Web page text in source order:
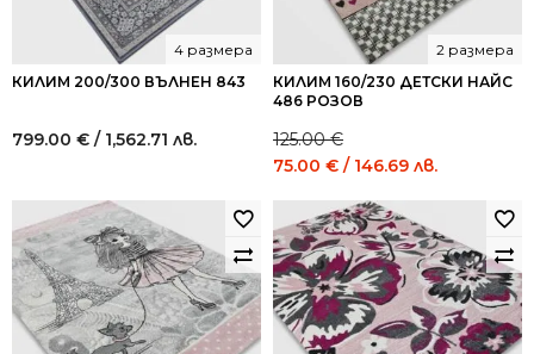
КИЛИМ 200/300 ВЪЛНЕН 843
4 размера
799.00 € / 1,562.71 лв.
КИЛИМ 160/230 ДЕТСКИ НАЙС
486 РОЗОВ
2 размера
125.00€
Original
was:
125.00 €
/
244.48
лв..
75.00 € / 146.69 лв.
75.00 €
/
146.69
лв..